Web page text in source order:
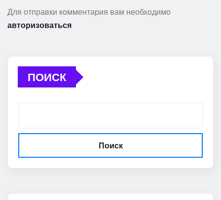
Для отправки комментария вам необходимо
авторизоваться
ПОИСК
Поиск